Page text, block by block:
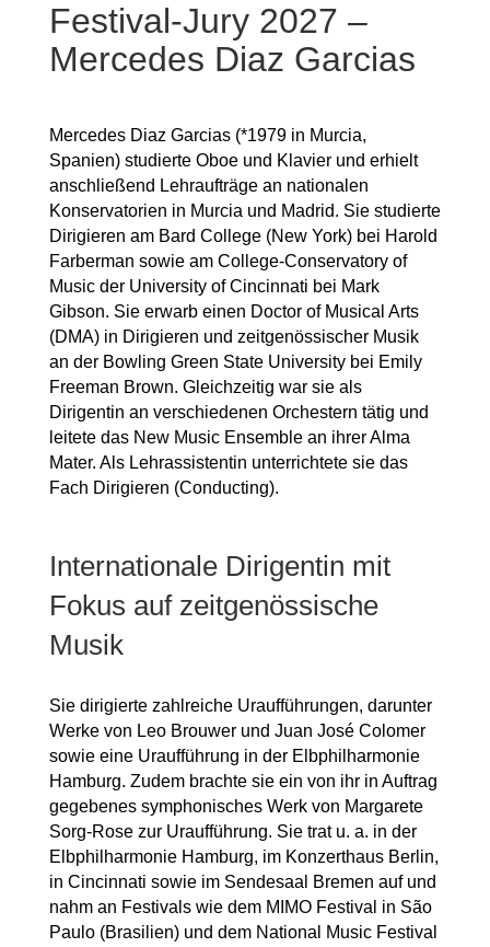
Festival-Jury 2027 –
Mercedes Diaz Garcias
Mercedes Diaz Garcias (*1979 in Murcia,
Spanien) studierte Oboe und Klavier und erhielt
anschließend Lehraufträge an nationalen
Konservatorien in Murcia und Madrid. Sie studierte
Dirigieren am Bard College (New York) bei Harold
Farberman sowie am College-Conservatory of
Music der University of Cincinnati bei Mark
Gibson. Sie erwarb einen Doctor of Musical Arts
(DMA) in Dirigieren und zeitgenössischer Musik
an der Bowling Green State University bei Emily
Freeman Brown. Gleichzeitig war sie als
Dirigentin an verschiedenen Orchestern tätig und
leitete das New Music Ensemble an ihrer Alma
Mater. Als Lehrassistentin unterrichtete sie das
Fach Dirigieren (Conducting).
Internationale Dirigentin mit
Fokus auf zeitgenössische
Musik
Sie dirigierte zahlreiche Uraufführungen, darunter
Werke von Leo Brouwer und Juan José Colomer
sowie eine Uraufführung in der Elbphilharmonie
Hamburg. Zudem brachte sie ein von ihr in Auftrag
gegebenes symphonisches Werk von Margarete
Sorg-Rose zur Uraufführung. Sie trat u. a. in der
Elbphilharmonie Hamburg, im Konzerthaus Berlin,
in Cincinnati sowie im Sendesaal Bremen auf und
nahm an Festivals wie dem MIMO Festival in São
Paulo (Brasilien) und dem National Music Festival